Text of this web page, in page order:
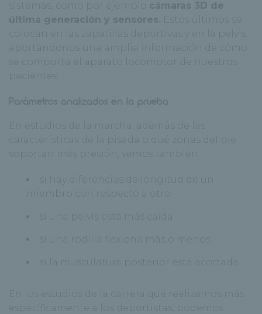
sistemas, como por ejemplo
cámaras 3D de
última generación y sensores. Estos últimos se
colocan en las zapatillas deportivas y en la pelvis,
aportándonos una amplia información de cómo
se comporta el aparato locomotor de nuestros
pacientes.
Parámetros analizados en la prueba
En estudios de la marcha, además de las
características de la pisada o qué zonas del pie
soportan más presión, vemos también:
si hay diferencias de longitud de un
miembro con respecto a otro
si una pelvis está más caída
si una rodilla flexiona más o menos
si la musculatura posterior está acortada
En los estudios de la carrera que realizamos más
específicamente a los deportistas, podemos